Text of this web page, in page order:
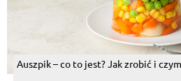
Auszpik – co to jest? Jak zrobić i